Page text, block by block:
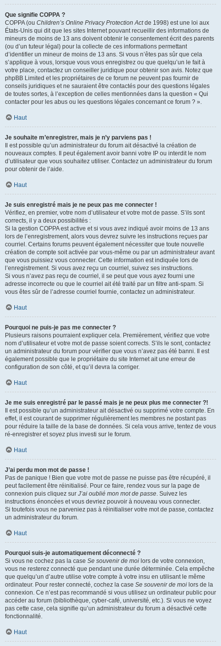
Que signifie COPPA ?
COPPA (ou Children’s Online Privacy Protection Actde 1998) est une loi aux
États-Unis qui dit que les sites Internet pouvant recueillir des informations de
mineurs de moins de 13 ans doivent obtenir le consentement écrit des parents
(ou d’un tuteur légal) pour la collecte de ces informations permettant
d’identifier un mineur de moins de 13 ans. Si vous n’êtes pas sûr que cela
s’applique à vous, lorsque vous vous enregistrez ou que quelqu’un le fait à
votre place, contactez un conseiller juridique pour obtenir son avis. Notez que
phpBB Limited et les propriétaires de ce forum ne peuvent pas fournir de
conseils juridiques et ne sauraient être contactés pour des questions légales
de toutes sortes, à l’exception de celles mentionnées dans la question « Qui
contacter pour les abus ou les questions légales concernant ce forum ? ».
Haut
Je souhaite m’enregistrer, mais je n’y parviens pas !
Il est possible qu’un administrateur du forum ait désactivé la création de
nouveaux comptes. Il peut également avoir banni votre IP ou interdit le nom
d’utilisateur que vous souhaitez utiliser. Contactez un administrateur du forum
pour obtenir de l’aide.
Haut
Je suis enregistré mais je ne peux pas me connecter !
Vérifiez, en premier, votre nom d’utilisateur et votre mot de passe. S’ils sont
corrects, il y a deux possibilités :
Si la gestion COPPA est active et si vous avez indiqué avoir moins de 13 ans
lors de l’enregistrement, alors vous devrez suivre les instructions reçues par
courriel. Certains forums peuvent également nécessiter que toute nouvelle
création de compte soit activée par vous-même ou par un administrateur avant
que vous puissiez vous connecter. Cette information est indiquée lors de
l’enregistrement. Si vous avez reçu un courriel, suivez ses instructions.
Si vous n’avez pas reçu de courriel, il se peut que vous ayez fourni une
adresse incorrecte ou que le courriel ait été traité par un filtre anti-spam. Si
vous êtes sûr de l’adresse courriel fournie, contactez un administrateur.
Haut
Pourquoi ne puis-je pas me connecter ?
Plusieurs raisons pourraient expliquer cela. Premièrement, vérifiez que votre
nom d’utilisateur et votre mot de passe soient corrects. S’ils le sont, contactez
un administrateur du forum pour vérifier que vous n’avez pas été banni. Il est
également possible que le propriétaire du site Internet ait une erreur de
configuration de son côté, et qu’il devra la corriger.
Haut
Je me suis enregistré par le passé mais je ne peux plus me connecter ?!
Il est possible qu’un administrateur ait désactivé ou supprimé votre compte. En
effet, il est courant de supprimer régulièrement les membres ne postant pas
pour réduire la taille de la base de données. Si cela vous arrive, tentez de vous
ré-enregistrer et soyez plus investi sur le forum.
Haut
J’ai perdu mon mot de passe !
Pas de panique ! Bien que votre mot de passe ne puisse pas être récupéré, il
peut facilement être réinitialisé. Pour ce faire, rendez vous sur la page de
connexion puis cliquez sur J’ai oublié mon mot de passe. Suivez les
instructions énoncées et vous devriez pouvoir à nouveau vous connecter.
Si toutefois vous ne parveniez pas à réinitialiser votre mot de passe, contactez
un administrateur du forum.
Haut
Pourquoi suis-je automatiquement déconnecté ?
Si vous ne cochez pas la case Se souvenir de moi lors de votre connexion,
vous ne resterez connecté que pendant une durée déterminée. Cela empêche
que quelqu’un d’autre utilise votre compte à votre insu en utilisant le même
ordinateur. Pour rester connecté, cochez la case Se souvenir de moi lors de la
connexion. Ce n’est pas recommandé si vous utilisez un ordinateur public pour
accéder au forum (bibliothèque, cyber-café, université, etc.). Si vous ne voyez
pas cette case, cela signifie qu’un administrateur du forum a désactivé cette
fonctionnalité.
Haut